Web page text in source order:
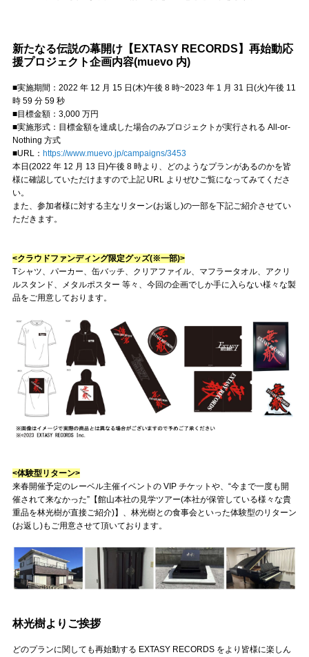
新たなる伝説の幕開け【EXTASY RECORDS】再始動応
援プロジェクト企画内容(muevo 内)
■実施期間：2022 年 12 月 15 日(木)午後 8 時~2023 年 1 月 31 日(火)午後 11
時 59 分 59 秒
■目標金額：3,000 万円
■実施形式：目標金額を達成した場合のみプロジェクトが実行される All-or-
Nothing 方式
■URL： https://www.muevo.jp/campaigns/3453
本日(2022 年 12 月 13 日)午後 8 時より、どのようなプランがあるのかを皆
様に確認していただけますので上記 URL よりぜひご覧になってみてくださ
い。
また、参加者様に対する主なリターン(お返し)の一部を下記ご紹介させてい
ただきます。
<クラウドファンディング限定グッズ(※一部)>
Tシャツ、パーカー、缶バッチ、クリアファイル、マフラータオル、アクリ
ルスタンド、メタルポスター 等々、今回の企画でしか手に入らない様々な製
品をご用意しております。
<体験型リターン>
来春開催予定のレーベル主催イベントの VIP チケットや、“今まで一度も開
催されて来なかった”【館山本社の見学ツアー(本社が保管している様々な貴
重品を林光樹が直接ご紹介)】、林光樹との食事会といった体験型のリターン
(お返し)もご用意させて頂いております。
林光樹よりご挨拶
どのプランに関しても再始動する EXTASY RECORDS をより皆様に楽しん